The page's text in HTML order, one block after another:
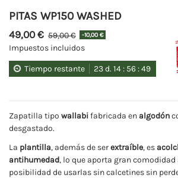
PITAS WP150 WASHED
49,00 € 59,00 € -10,00 €
Impuestos incluidos
Tiempo restante 23d. 14 : 56 :48
Zapatilla tipo wallabifabricada en algodón
desgastado.
La plantilla, además de serextraíble, es
antihumedad, lo que aporta gran
posibilidad de usarlas sin calcetines sin